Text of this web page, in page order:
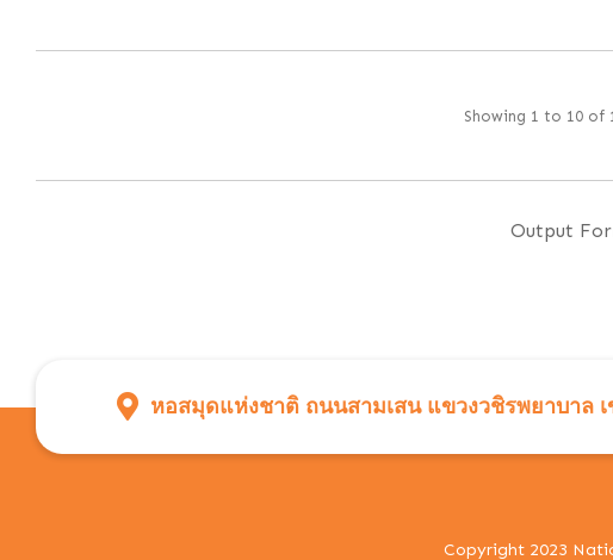
Showing 1 to 10 of
Output
หอสมุดแห่งชาติ ถนนสามเสน แขวงวชิรพยาบาล
Copyright 2023